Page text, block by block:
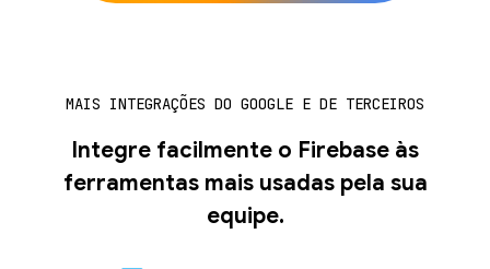
MAIS INTEGRAÇÕES DO GOOGLE E DE TERCEIROS
Integre facilmente o Firebase às
ferramentas mais usadas pela sua
equipe.